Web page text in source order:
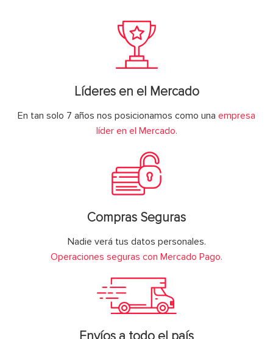
Líderes en el Mercado
En tan solo 7 años nos posicionamos como una empresa
líder en el Mercado.
Compras Seguras
Nadie verá tus datos personales.
Operaciones seguras con Mercado Pago.